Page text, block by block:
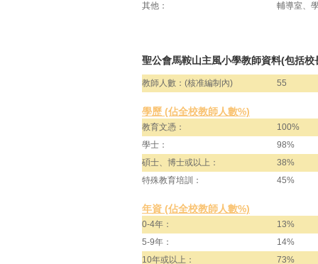
其他：
輔導室、
聖公會馬鞍山主風小學教師資料(包括校
教師人數：(核准編制內) 55
學歷 (佔全校教師人數%)
教育文憑：
100%
學士：
98%
碩士、博士或以上：
38%
特殊教育培訓：
45%
年資 (佔全校教師人數%)
0-4年：
13%
5-9年：
14%
10年或以上：
73%